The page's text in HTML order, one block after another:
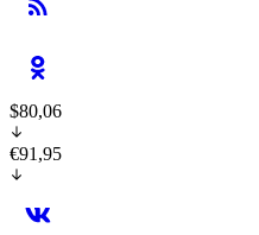
$80,06
€91,95